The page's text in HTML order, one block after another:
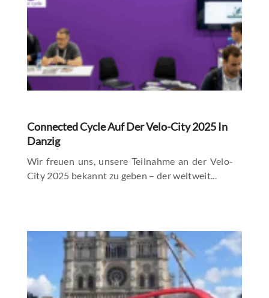
Connected Cycle Auf Der Velo-City 2025 In
Danzig
Wir freuen uns, unsere Teilnahme an der Velo-
City 2025 bekannt zu geben – der weltweit...